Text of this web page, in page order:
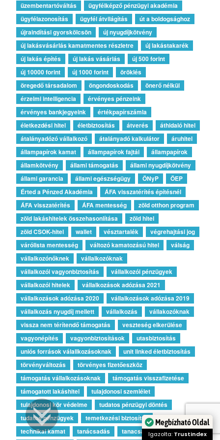
üzembentartóváltás
ügyfélképző pénzügyi akadémia
ügyfélazonosítás
ügyfél átvilágítás
út a boldogsághoz
újraindítási gyorskölcsön
új nyugdíjkötvény
új lakásvásárlás kamatmentes részletre
új lakástakarék
új lakás építés
új lakás vásárlás
új 500 forint
új 10000 forint
új 1000 forint
öröklés
öregedő társadalom
öngondoskodás
önerő nélkül
érzelmi intelligencia
érvényes pénzeink
érvényes bankjegyeink
értékpapírszámla
életkezdési hitel
életbiztosítás átverés
áthidaló hitel
átalányadózó vállalkozó
átalányadó kalkulátor
áruhitel
állampapírok kamat
állampapírok fajtái
állampapírok
államkötvény
állami támogatás
állami nyugdíjkötvény
állami garancia
állami egészségügy ÖNyP
ÖEP
Érted a Pénzed Akadémia
ÁFA visszatérítés építésnél
ÁFA visszatérítés
ÁFA mentesség
zöld otthon program
zöld lakáshitelek összehasonlítása
zöld hitel
zöld CSOK-hitel
wallet vésztartalék
végrehajtási jog
várólista mentesség
változó kamatozású hitel
válság
vállalkozónőknek
vállalkozóknak
vállalkozói vagyonbiztosítás
vállalkozói pénzügyek
vállalkozói hitelek
vállalkozások adózása 2021
vállalkozások adózása 2020
vállalkozások adózása 2019
vállalkozás nyugdíj mellett
vállalkozás
vállakozóknak
vissza nem térítendő támogatás
veszteség elkerülése
vagyonépítés
vagyonbiztosítások
utasbiztosítás
uniós források válallkozásoknak
unit linked életbiztosítás
törvényváltozás
törvényes fizetőeszköz
támogatás vállalkozásoknak
támogatás visszafizetése
támogatott lakáshitel
tulajdonosi szemlélet
tulajdonosi kör védelme
tudatos pénzügyi döntés
tudatos pénzügyek
temetkezési biztosítás
technikai kamat
tanácsadás
tanacsadas
Megbízható Oldal
Igazolta: Trustindex